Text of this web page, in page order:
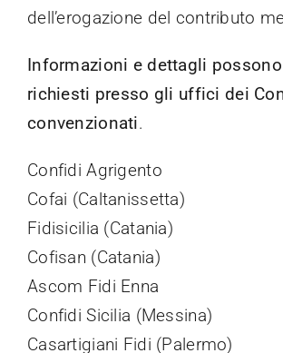
dell’erogazione del contributo
Informazioni e dettagli
richiesti presso gli uffici dei
convenzionati.
Confidi Agrigento
Cofai (Caltanissetta)
Fidisicilia (Catania)
Cofisan (Catania)
Ascom Fidi Enna
Confidi Sicilia (Messina)
Casartigiani Fidi (Palermo)